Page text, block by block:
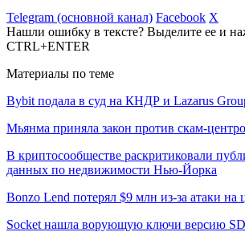
Telegram (основной канал) Facebook X
Нашли ошибку в тексте? Выделите ее и
CTRL+ENTER
Материалы по теме
Bybit подала в суд на КНДР и Lazarus
Мьянма приняла закон против скам-
В криптосообществе раскритиковали
данных по недвижимости Нью-Йорка
Bonzo Lend потерял $9 млн из-за атаки на
Socket нашла ворующую ключи версию